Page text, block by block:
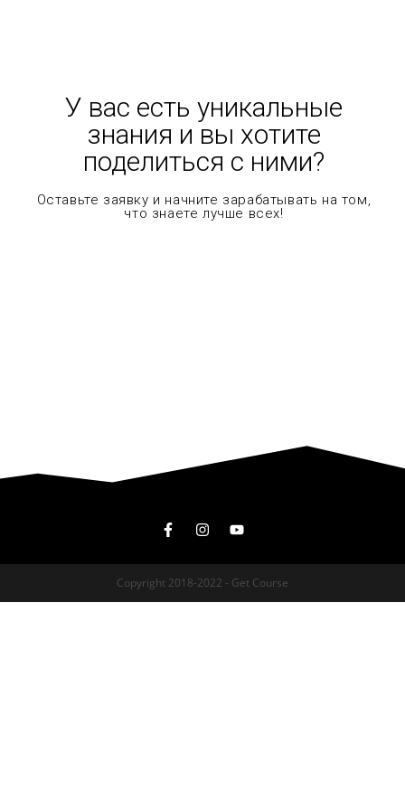
У вас есть уникальные
знания и вы хотите
поделиться с ними?
Оставьте заявку и начните зарабатывать на том,
что знаете лучше всех!
Copyright 2018-2022 - Get Course